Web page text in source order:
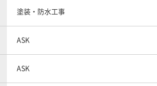
塗装・防水工事
ASK
ASK